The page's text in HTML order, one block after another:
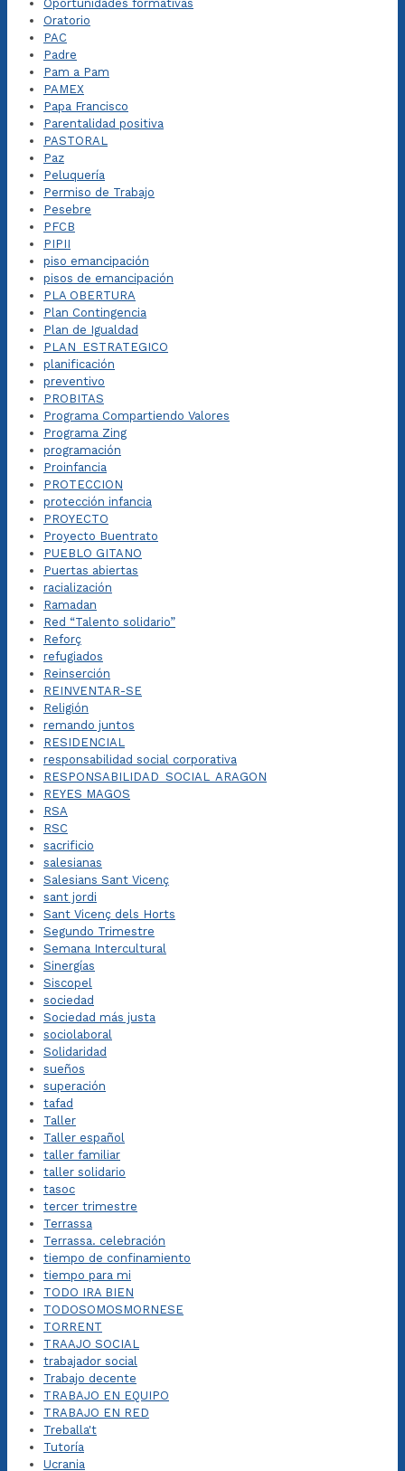
Oportunidades formativas
Oratorio
PAC
Padre
Pam a Pam
PAMEX
Papa Francisco
Parentalidad positiva
PASTORAL
Paz
Peluquería
Permiso de Trabajo
Pesebre
PFCB
PIPII
piso emancipación
pisos de emancipación
PLA OBERTURA
Plan Contingencia
Plan de Igualdad
PLAN_ESTRATEGICO
planificación
preventivo
PROBITAS
Programa Compartiendo Valores
Programa Zing
programación
Proinfancia
PROTECCION
protección infancia
PROYECTO
Proyecto Buentrato
PUEBLO GITANO
Puertas abiertas
racialización
Ramadan
Red “Talento solidario”
Reforç
refugiados
Reinserción
REINVENTAR-SE
Religión
remando juntos
RESIDENCIAL
responsabilidad social corporativa
RESPONSABILIDAD_SOCIAL_ARAGON
REYES MAGOS
RSA
RSC
sacrificio
salesianas
Salesians Sant Vicenç
sant jordi
Sant Vicenç dels Horts
Segundo Trimestre
Semana Intercultural
Sinergías
Siscopel
sociedad
Sociedad más justa
sociolaboral
Solidaridad
sueños
superación
tafad
Taller
Taller español
taller familiar
taller solidario
tasoc
tercer trimestre
Terrassa
Terrassa. celebración
tiempo de confinamiento
tiempo para mi
TODO IRA BIEN
TODOSOMOSMORNESE
TORRENT
TRAAJO SOCIAL
trabajador social
Trabajo decente
TRABAJO EN EQUIPO
TRABAJO EN RED
Treballa't
Tutoría
Ucrania